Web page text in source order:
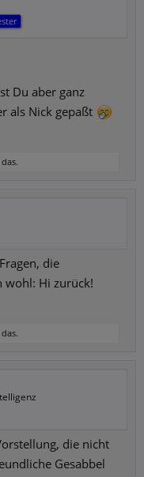
Du aber ganz
als Nick gepaßt
die
wohl: Hi zurück!
die nicht
Gesabbel